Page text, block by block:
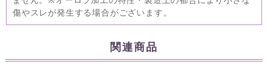
傷やスレが発生する場合がございます。
関連商品